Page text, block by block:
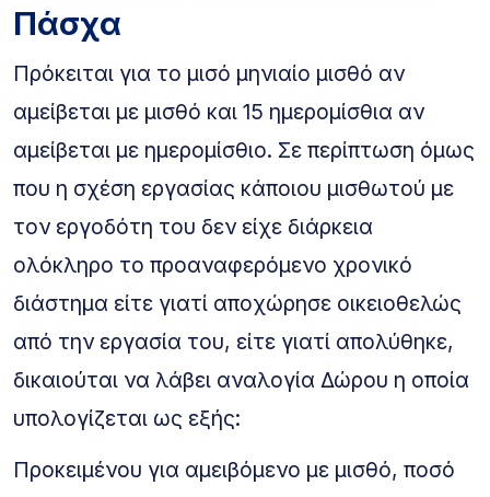
Πάσχα
Πρόκειται για το μισό μηνιαίο μισθό αν
αμείβεται με μισθό και 15 ημερομίσθια αν
αμείβεται με ημερομίσθιο. Σε περίπτωση όμως
που η σχέση εργασίας κάποιου μισθωτού με
τον εργοδότη του δεν είχε διάρκεια
ολόκληρο το προαναφερόμενο χρονικό
διάστημα είτε γιατί αποχώρησε οικειοθελώς
από την εργασία του, είτε γιατί απολύθηκε,
δικαιούται να λάβει αναλογία Δώρου η οποία
υπολογίζεται ως εξής:
Προκειμένου για αμειβόμενο με μισθό, ποσό